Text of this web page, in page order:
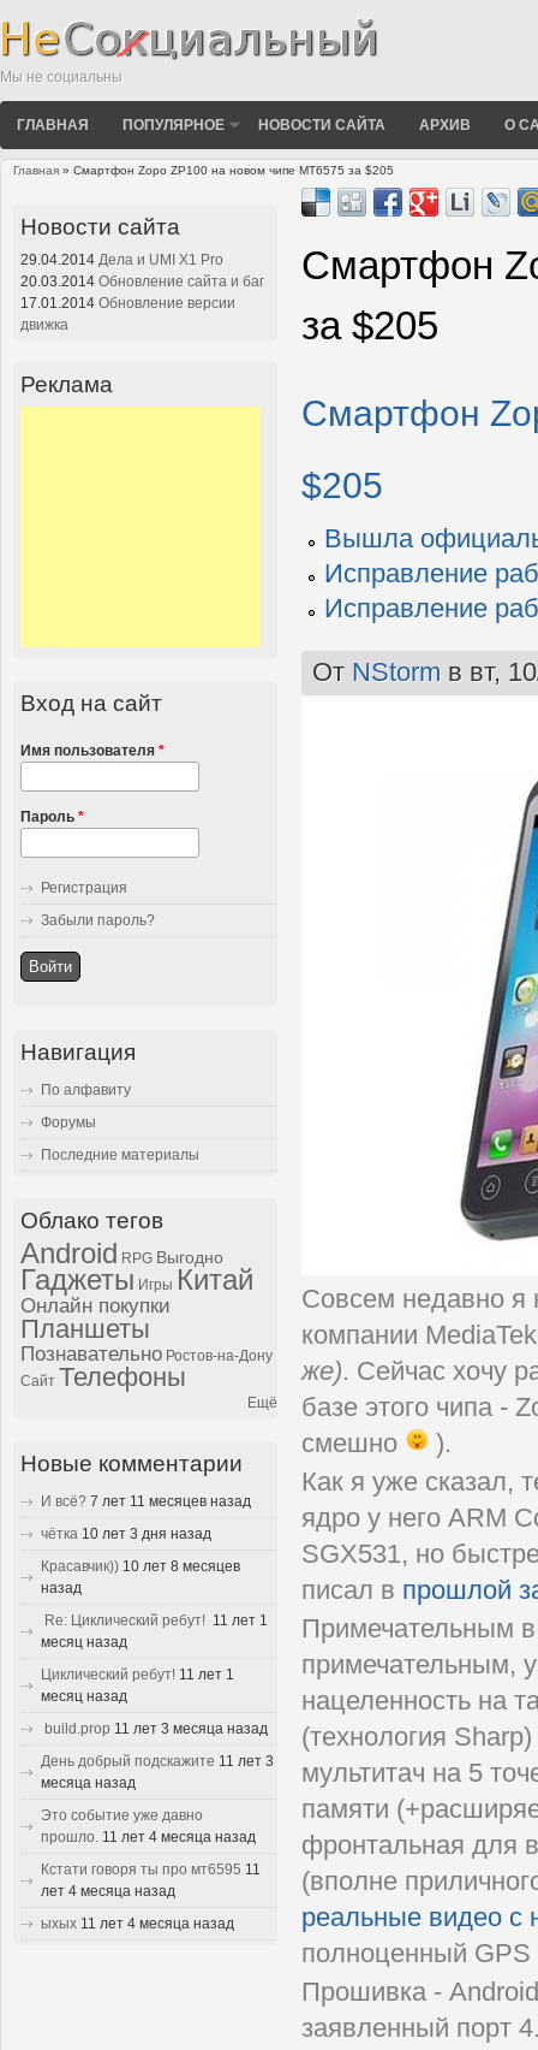
Мы не социальны
ГЛАВНАЯ ПОПУЛЯРНОЕ НОВОСТИ САЙТА АРХИВ О
Главная » Смартфон Zopo ZP100 на новом чипе MT6575 за $205
Смартфон
за $205
Смартфон
$205
Вышла
Исправление
Исправление
От NStorm в вт,
Совсем недавно я
компании
же). Сейчас хочу
базе этого чипа -
смешно
).
Как я уже сказал,
ядро у него ARM
SGX531, но
писал в прошлой
Примечательным
примечательным,
нацеленность на
(технология
мультитач на 5
памяти
фронтальная для
(вполне
реальные видео с
полноценный GPS
Прошивка -
заявленный порт
Новости сайта
29.04.2014 Дела и UMI X1 Pro
20.03.2014 Обновление сайта и баг
17.01.2014 Обновление версии
движка
Реклама
Вход на сайт
Имя пользователя *
Пароль *
Регистрация
Забыли пароль?
Навигация
По алфавиту
Форумы
Последние материалы
Облако тегов
Android RPG Выгодно
Гаджеты Игры Китай
Онлайн покупки
Планшеты
Познавательно Ростов-на-Дону
Сайт Телефоны
Ещё
Новые комментарии
И всё? 7 лет 11 месяцев назад
чётка 10 лет 3 дня назад
Красавчик)) 10 лет 8 месяцев
назад
Re: Циклический ребут! 11 лет 1
месяц назад
Циклический ребут! 11 лет 1
месяц назад
build.prop 11 лет 3 месяца назад
День добрый подскажите 11 лет 3
месяца назад
Это событие уже давно
прошло. 11 лет 4 месяца назад
Кстати говоря ты про мт6595 11
лет 4 месяца назад
ыхых 11 лет 4 месяца назад